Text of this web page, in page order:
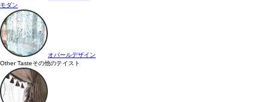
モダン
オパールデザイン
Other Tasteその他のテイスト